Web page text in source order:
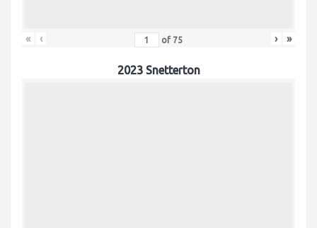
« ‹ of 75 › »
2023 Snetterton